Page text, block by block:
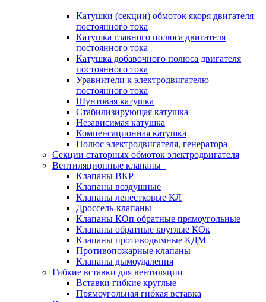
Катушки (секции) обмоток якоря двигателя
постоянного тока
Катушка главного полюса двигателя
постоянного тока
Катушка добавочного полюса двигателя
постоянного тока
Уравнители к электродвигателю
постоянного тока
Шунтовая катушка
Стабилизирующая катушка
Независимая катушка
Компенсационная катушка
Полюс электродвигателя, генератора
Секции статорных обмоток электродвигателя
Вентиляционные клапаны
Клапаны ВКР
Клапаны воздушные
Клапаны лепестковые КЛ
Дроссель-клапаны
Клапаны КОп обратные прямоугольные
Клапаны обратные круглые КОк
Клапаны противодымные КДМ
Противопожарные клапаны
Клапаны дымоудаления
Гибкие вставки для вентиляции
Вставки гибкие круглые
Прямоугольная гибкая вставка